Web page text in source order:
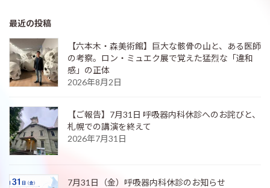
最近の投稿
【六本木・森美術館】巨大な骸骨の山と、ある医師
の考察。ロン・ミュエク展で覚えた猛烈な「違和
感」の正体
2026年8月2日
【ご報告】7月31日 呼吸器内科休診へのお詫びと、
札幌での講演を終えて
2026年7月31日
7月31日（金）呼吸器内科休診のお知らせ